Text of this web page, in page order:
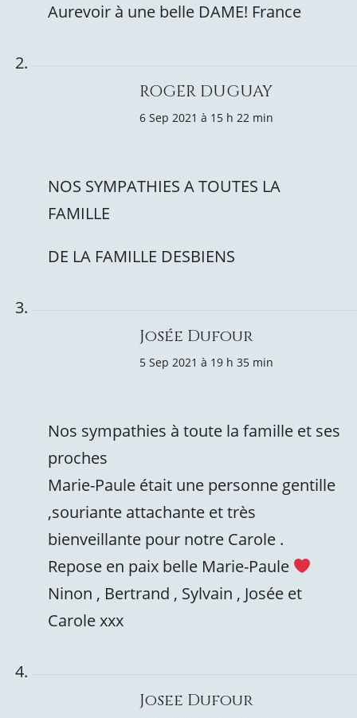
Aurevoir à une belle DAME! France
ROGER DUGUAY
6 Sep 2021 à 15 h 22 min
NOS SYMPATHIES A TOUTES LA
FAMILLE
DE LA FAMILLE DESBIENS
Josée Dufour
5 Sep 2021 à 19 h 35 min
Nos sympathies à toute la famille et ses
proches
Marie-Paule était une personne gentille
,souriante attachante et très
bienveillante pour notre Carole .
Repose en paix belle Marie-Paule
Ninon , Bertrand , Sylvain , Josée et
Carole xxx
Josee Dufour